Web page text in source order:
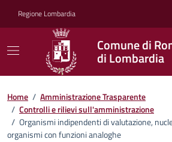
Regione Lombardia
Comune di
di Lombardia
Home / Amministrazione Trasparente
/ Controlli e rilievi sull'amministrazione
/ Organismi indipendenti di valutazione,
organismi con funzioni analoghe